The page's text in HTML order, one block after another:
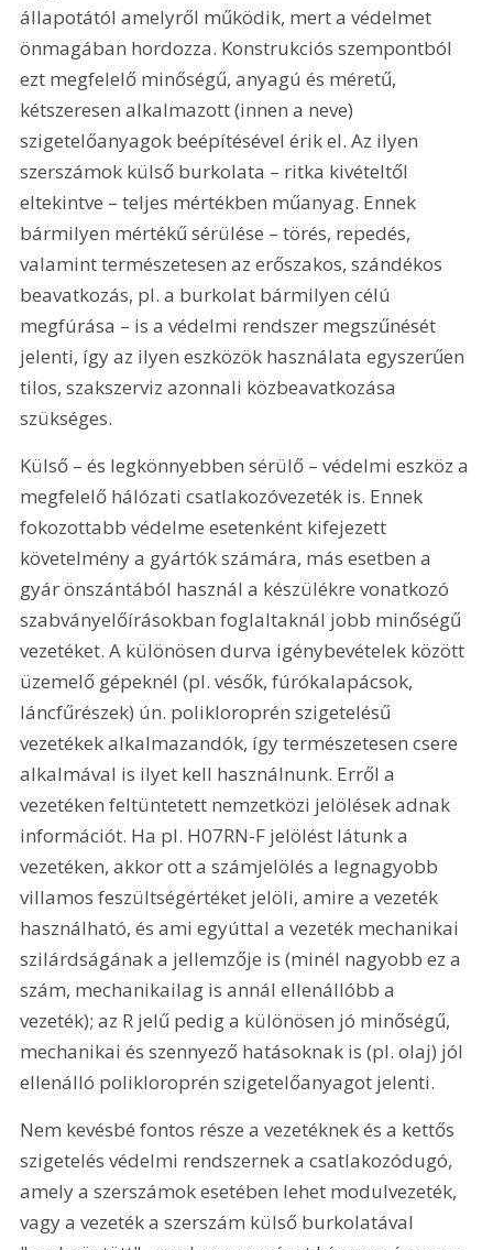
állapotától amelyről működik, mert a védelmet
önmagában hordozza. Konstrukciós szempontból
ezt megfelelő minőségű, anyagú és méretű,
kétszeresen alkalmazott (innen a neve)
szigetelőanyagok beépítésével érik el. Az ilyen
szerszámok külső burkolata – ritka kivételtől
eltekintve – teljes mértékben műanyag. Ennek
bármilyen mértékű sérülése – törés, repedés,
valamint természetesen az erőszakos, szándékos
beavatkozás, pl. a burkolat bármilyen célú
megfúrása – is a védelmi rendszer megszűnését
jelenti, így az ilyen eszközök használata egyszerűen
tilos, szakszerviz azonnali közbeavatkozása
szükséges.
Külső – és legkönnyebben sérülő – védelmi eszköz a
megfelelő hálózati csatlakozóvezeték is. Ennek
fokozottabb védelme esetenként kifejezett
követelmény a gyártók számára, más esetben a
gyár önszántából használ a készülékre vonatkozó
szabványelőírásokban foglaltaknál jobb minőségű
vezetéket. A különösen durva igénybevételek között
üzemelő gépeknél (pl. vésők, fúrókalapácsok,
láncfűrészek) ún. polikloroprén szigetelésű
vezetékek alkalmazandók, így természetesen csere
alkalmával is ilyet kell használnunk. Erről a
vezetéken feltüntetett nemzetközi jelölések adnak
információt. Ha pl. H07RN-F jelölést látunk a
vezetéken, akkor ott a számjelölés a legnagyobb
villamos feszültségértéket jelöli, amire a vezeték
használható, és ami egyúttal a vezeték mechanikai
szilárdságának a jellemzője is (minél nagyobb ez a
szám, mechanikailag is annál ellenállóbb a
vezeték); az R jelű pedig a különösen jó minőségű,
mechanikai és szennyező hatásoknak is (pl. olaj) jól
ellenálló polikloroprén szigetelőanyagot jelenti.
Nem kevésbé fontos része a vezetéknek és a kettős
szigetelés védelmi rendszernek a csatlakozódugó,
amely a szerszámok esetében lehet modulvezeték,
vagy a vezeték a szerszám külső burkolatával